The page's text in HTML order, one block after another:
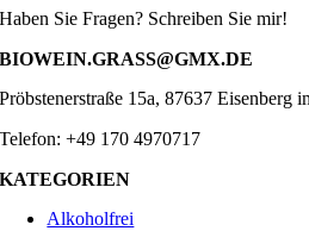
Haben Sie Fragen? Schreiben Sie mir!
BIOWEIN.GRASS@GMX.DE
Pröbstenerstraße 15a, 87637 Eisenberg
Telefon: +49 170 4970717
KATEGORIEN
Alkoholfrei